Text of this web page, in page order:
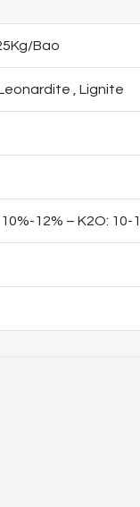
Bao
, Lignite
12% – K2O: 10-